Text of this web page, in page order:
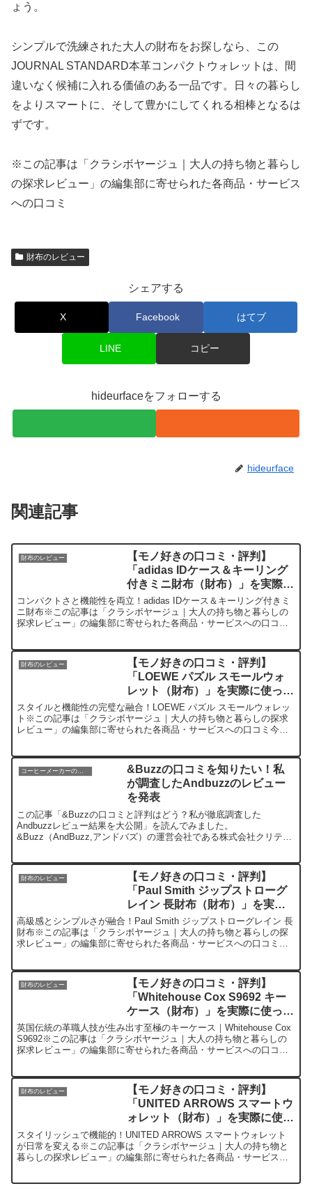
ょう。
シンプルで洗練された大人の財布をお探しなら、この
JOURNAL STANDARD本革コンパクトウォレットは、間
違いなく候補に入れる価値のある一品です。日々の暮らし
をよりスマートに、そして豊かにしてくれる相棒となるは
ずです。
※この記事は「クラシボヤージュ｜大人の持ち物と暮らし
の探求レビュー」の編集部に寄せられた各商品・サービス
への口コミ
財布のレビュー
シェアする
X Facebook はてブ
LINE コピー
hideurfaceをフォローする
hideurface
関連記事
財布のレビュー
【モノ好きの口コミ・評判】
「adidas IDケース＆キーリング
付きミニ財布（財布）」を実際に
使ってみた正直感想
コンパクトさと機能性を両立！adidas IDケース＆キーリング付きミ
ニ財布※この記事は「クラシボヤージュ｜大人の持ち物と暮らしの
探求レビュー」の編集部に寄せられた各商品・サービスへの口コミ
財布のレビュー
【モノ好きの口コミ・評判】
「LOEWE パズル スモールウォ
レット（財布）」を実際に使って
みた正直感想
スタイルと機能性の完璧な融合！LOEWE パズル スモールウォレッ
ト※この記事は「クラシボヤージュ｜大人の持ち物と暮らしの探求
レビュー」の編集部に寄せられた各商品・サービスへの口コミ今
コーヒーメーカーのレビュー
&Buzzの口コミを知りたい！私
が調査したAndbuzzのレビュー
を発表
この記事「&Buzzの口コミと評判はどう？私が徹底調査した
Andbuzzレビュー結果を大公開」を読んでみました。
&Buzz（AndBuzz,アンドバズ）の運営会社である株式会社クリティ
財布のレビュー
【モノ好きの口コミ・評判】
「Paul Smith ジップストローグ
レイン 長財布（財布）」を実際
に使ってみた正直感想
高級感とシンプルさが融合！Paul Smith ジップストローグレイン 長
財布※この記事は「クラシボヤージュ｜大人の持ち物と暮らしの探
求レビュー」の編集部に寄せられた各商品・サービスへの口コミ今
財布のレビュー
【モノ好きの口コミ・評判】
「Whitehouse Cox S9692 キー
ケース（財布）」を実際に使って
みた正直感想
英国伝統の革職人技が生み出す至極のキーケース｜Whitehouse Cox
S9692※この記事は「クラシボヤージュ｜大人の持ち物と暮らしの
探求レビュー」の編集部に寄せられた各商品・サービスへの口コミ
財布のレビュー
【モノ好きの口コミ・評判】
「UNITED ARROWS スマートウ
ォレット（財布）」を実際に使っ
てみた正直感想
スタイリッシュで機能的！UNITED ARROWS スマートウォレット
が日常を変える※この記事は「クラシボヤージュ｜大人の持ち物と
暮らしの探求レビュー」の編集部に寄せられた各商品・サービスへ